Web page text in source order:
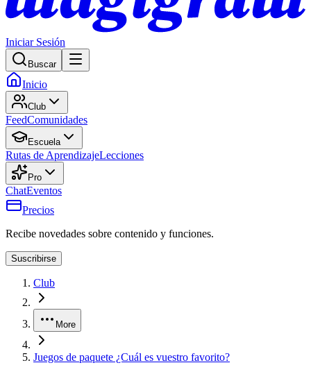
Iniciar Sesión
Buscar
Inicio
Club
FeedComunidades
Escuela
Rutas de AprendizajeLecciones
Pro
ChatEventos
Precios
Recibe novedades sobre contenido y funciones.
Suscribirse
Club
More
Juegos de paquete ¿Cuál es vuestro favorito?